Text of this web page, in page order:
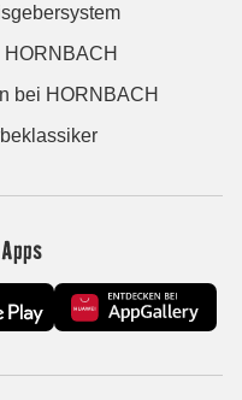
HORNBACH
bei HORNBACH